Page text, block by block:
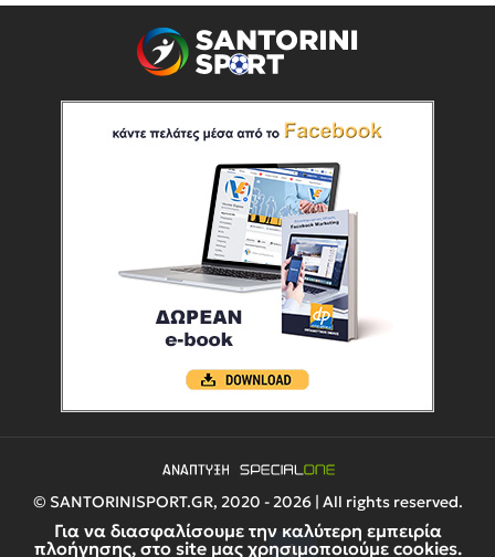
Για να διασφαλίσουμε την καλύτερη εμπειρία
πλοήγησης, στο site μας χρησιμοποιούμε cookies.
© SANTORINISPORT.GR, 2020 - 2026 | All rights reserved.